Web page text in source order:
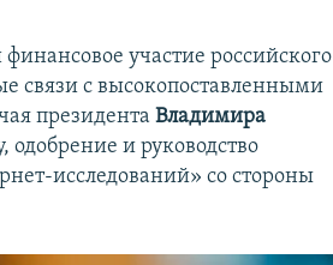
участие российского
связи с высокопоставленными
президентаВладимира
и руководство
исследований» со стороны